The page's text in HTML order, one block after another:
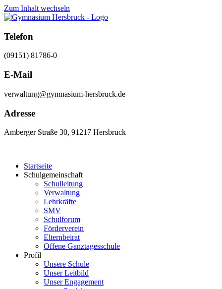
Zum Inhalt wechseln
Telefon
(09151) 81786-0
E-Mail
verwaltung@gymnasium-hersbruck.de
Adresse
Amberger Straße 30, 91217 Hersbruck
Startseite
Schulgemeinschaft
Schulleitung
Verwaltung
Lehrkräfte
SMV
Schulforum
Förderverein
Elternbeirat
Offene Ganztagesschule
Profil
Unsere Schule
Unser Leitbild
Unser Engagement